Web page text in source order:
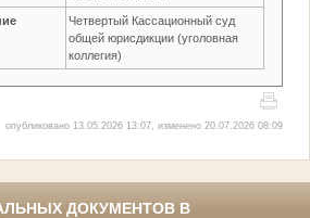
Четвертый Кассационный суд
общей юрисдикции (уголовная
коллегия)
опубликовано 13.05.2026 13:07, изменено 20.07.2026 08:09
ДОКУМЕНТОВ В